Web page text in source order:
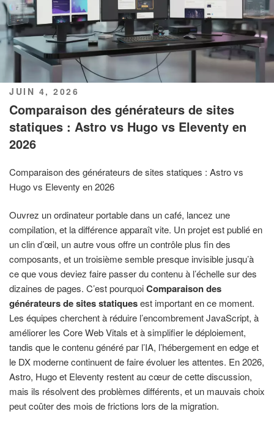
PUBLIÉ
LE
JUIN 4, 2026
Comparaison des générateurs de sites
statiques : Astro vs Hugo vs Eleventy en
2026
Comparaison des générateurs de sites statiques : Astro vs
Hugo vs Eleventy en 2026
Ouvrez un ordinateur portable dans un café, lancez une
compilation, et la différence apparaît vite. Un projet est publié en
un clin d’œil, un autre vous offre un contrôle plus fin des
composants, et un troisième semble presque invisible jusqu’à
ce que vous deviez faire passer du contenu à l’échelle sur des
dizaines de pages. C’est pourquoiComparaison des
générateurs de sites statiquesest important en ce moment.
Les équipes cherchent à réduire l’encombrement JavaScript, à
améliorer les Core Web Vitals et à simplifier le déploiement,
tandis que le contenu généré par l’IA, l’hébergement en edge et
le DX moderne continuent de faire évoluer les attentes. En 2026,
Astro, Hugo et Eleventy restent au cœur de cette discussion,
mais ils résolvent des problèmes différents, et un mauvais choix
peut coûter des mois de frictions lors de la migration.